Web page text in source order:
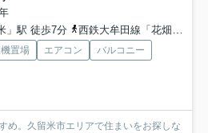
」駅 徒歩7分
西鉄大牟田線「花畑」駅 徒歩8分
置場 エアコン
バルコニー
め。久留米市エリアで住まいをお探しな